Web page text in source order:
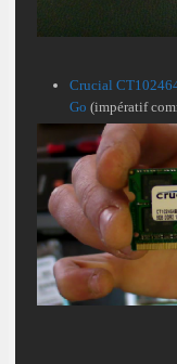
Crucial
Go (impératif